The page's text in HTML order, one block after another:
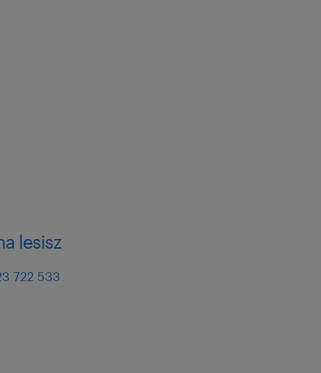
w ramach programu
lesisz
722 533